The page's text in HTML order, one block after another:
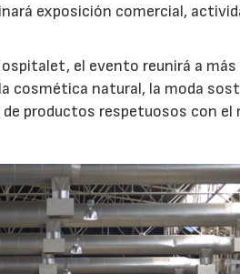
exposición comercial,
el evento reunirá a más
cosmética natural, la moda
productos respetuosos con